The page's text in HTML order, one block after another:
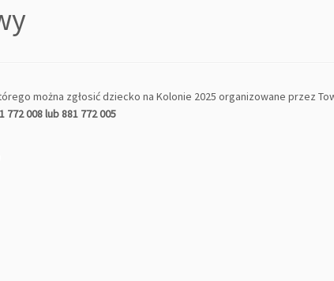
można zgłosić dziecko na Kolonie 2025 organizowane przez
008 lub 881 772 005